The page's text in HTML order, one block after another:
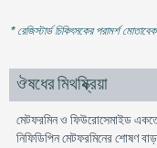
* রেজিস্টার্ড চিকিৎসকের পরামর্শ
ঔষধের মিথষ্ক্রিয়া
মেটফরমিন ও ফিউরোসেমাইড
নিফিডিপিন মেটফরমিনের শোষণ